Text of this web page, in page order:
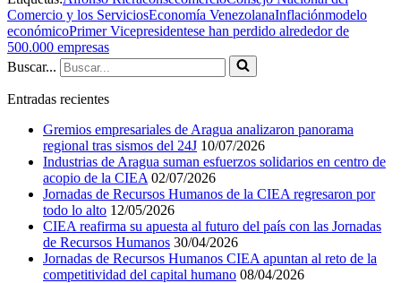
Comercio y los ServiciosEconomía VenezolanaInflaciónmodelo
económicoPrimer Vicepresidentese han perdido alrededor de
500.000 empresas
Buscar...
Entradas recientes
Gremios empresariales de Aragua analizaron panorama
regional tras sismos del 24J 10/07/2026
Industrias de Aragua suman esfuerzos solidarios en centro de
acopio de la CIEA 02/07/2026
Jornadas de Recursos Humanos de la CIEA regresaron por
todo lo alto 12/05/2026
CIEA reafirma su apuesta al futuro del país con las Jornadas
de Recursos Humanos 30/04/2026
Jornadas de Recursos Humanos CIEA apuntan al reto de la
competitividad del capital humano 08/04/2026